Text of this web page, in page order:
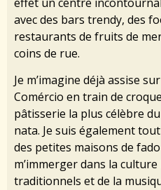
avec des bars trendy, des
restaurants de fruits de
coins de rue.
Je m’imagine déjà assise
Comércio en train de
pâtisserie la plus célèbre
nata. Je suis également
des petites maisons de
m’immerger dans la
traditionnels et de la